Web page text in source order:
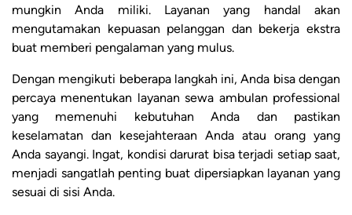
mungkin Anda miliki. Layanan yang handal akan
mengutamakan kepuasan pelanggan dan bekerja ekstra
buat memberi pengalaman yang mulus.
Dengan mengikuti beberapa langkah ini, Anda bisa dengan
percaya menentukan layanan sewa ambulan professional
yang memenuhi kebutuhan Anda dan pastikan
keselamatan dan kesejahteraan Anda atau orang yang
Anda sayangi. Ingat, kondisi darurat bisa terjadi setiap saat,
menjadi sangatlah penting buat dipersiapkan layanan yang
sesuai di sisi Anda.